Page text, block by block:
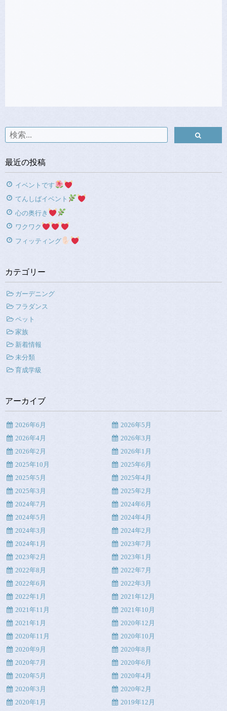
最近の投稿
イベントです
てんしばイベント
心の奥行き
ワクワク
フィッティング
カテゴリー
ガーデニング
フラダンス
ペット
家族
新着情報
未分類
育成学級
アーカイブ
2026年6月
2026年5月
2026年4月
2026年3月
2026年2月
2026年1月
2025年10月
2025年6月
2025年5月
2025年4月
2025年3月
2025年2月
2024年7月
2024年6月
2024年5月
2024年4月
2024年3月
2024年2月
2024年1月
2023年7月
2023年2月
2023年1月
2022年8月
2022年7月
2022年6月
2022年3月
2022年1月
2021年12月
2021年11月
2021年10月
2021年1月
2020年12月
2020年11月
2020年10月
2020年9月
2020年8月
2020年7月
2020年6月
2020年5月
2020年4月
2020年3月
2020年2月
2020年1月
2019年12月